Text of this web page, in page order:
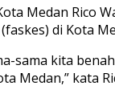
Medan Rico
di Kota
sama kita
Medan,” kata